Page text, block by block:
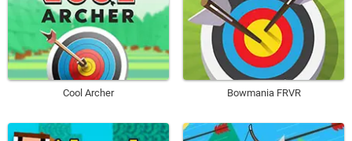
Cool Archer Bowmania FRVR